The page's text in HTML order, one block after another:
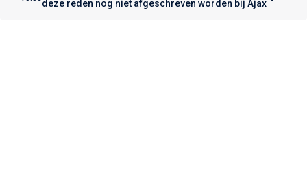
deze reden nog niet afgeschreven worden bij Ajax